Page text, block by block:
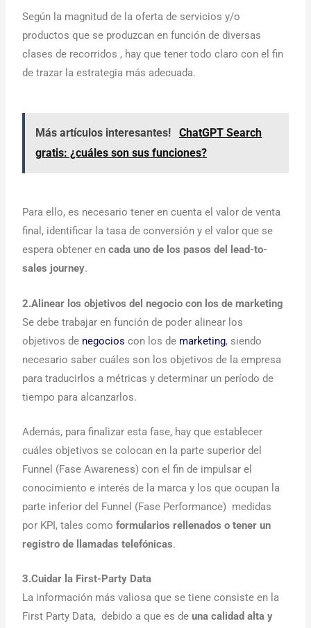
Según la magnitud de la oferta de servicios y/o
productos que se produzcan en función de diversas
clases de recorridos , hay que tener todo claro con el fin
de trazar la estrategia más adecuada.
Más artículos interesantes!
ChatGPT Search
gratis: ¿cuáles son sus funciones?
Para ello, es necesario tener en cuenta el valor de venta
final, identificar la tasa de conversión y el valor que se
espera obtener encada uno de los pasos del lead-to-
sales journey.
2.Alinear los objetivos del negocio con los de marketing
Se debe trabajar en función de poder alinear los
objetivos de negocios con los de marketing, siendo
necesario saber cuáles son los objetivos de la empresa
para traducirlos a métricas y determinar un período de
tiempo para alcanzarlos.
Además, para finalizar esta fase, hay que establecer
cuáles objetivos se colocan en la parte superior del
Funnel (Fase Awareness) con el fin de impulsar el
conocimiento e interés de la marca y los que ocupan la
parte inferior del Funnel (Fase Performance) medidas
por KPI, tales como formularios rellenados o tener un
registro de llamadas telefónicas.
3.Cuidar la First-Party Data
La información más valiosa que se tiene consiste en la
First Party Data, debido a que es deuna calidad alta y